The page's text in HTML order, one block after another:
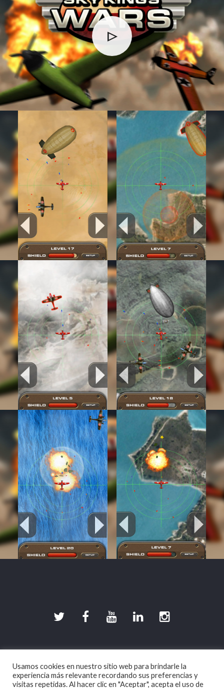
Aviso legal|Política de Privacidad|Política de
Cookies
Usamos cookies en nuestro sitio web para brindarle la
experiencia más relevante recordando sus preferencias y
visitas repetidas. Al hacer clic en "Aceptar", acepta el uso de